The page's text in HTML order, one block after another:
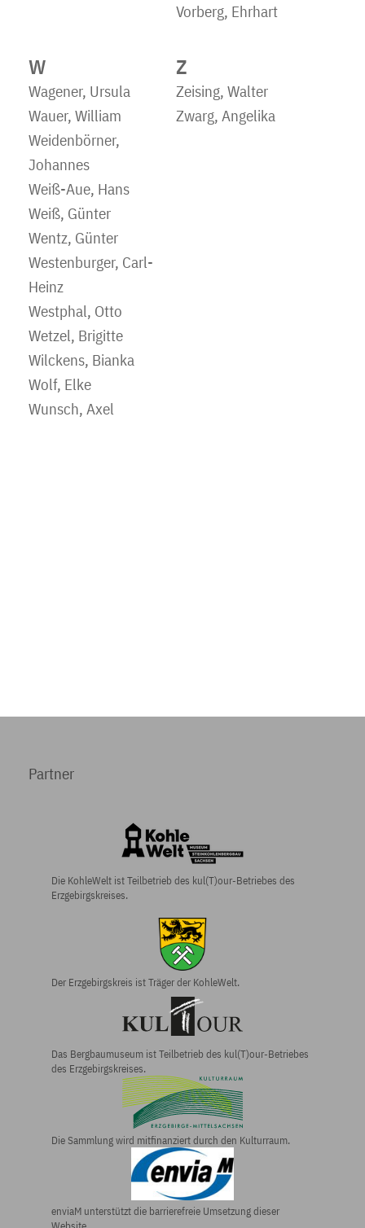
Vorberg, Ehrhart
W
Wagener, Ursula
Wauer, William
Weidenbörner,
Johannes
Weiß-Aue, Hans
Weiß, Günter
Wentz, Günter
Westenburger, Carl-
Heinz
Westphal, Otto
Wetzel, Brigitte
Wilckens, Bianka
Wolf, Elke
Wunsch, Axel
Z
Zeising, Walter
Zwarg, Angelika
Partner
Die KohleWelt ist Teilbetrieb des kul(T)our-Betriebes des
Erzgebirgskreises.
Der Erzgebirgs­kreis ist Träger der KohleWelt.
Das Bergbau­museum ist Teilbetrieb des kul(T)our-Betriebes
des Erzgebirgs­kreises.
Die Sammlung wird mitfinanziert durch den Kulturraum.
enviaM unterstützt die barrierefreie Umsetzung dieser